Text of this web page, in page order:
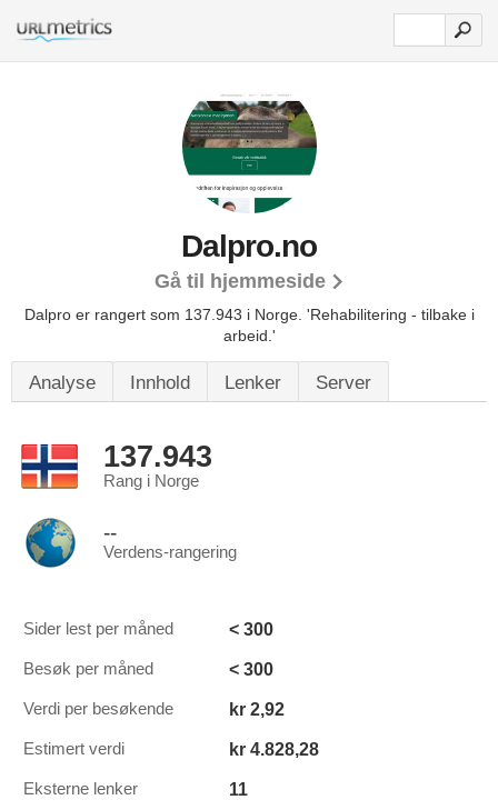
Dalpro.no
Gå til hjemmeside
Dalpro er rangert som 137.943 i Norge. 'Rehabilitering - tilbake i
arbeid.'
Analyse Innhold Lenker Server
137.943
Rang i Norge
--
Verdens-rangering
Sider lest per måned < 300
Besøk per måned < 300
Verdi per besøkende kr 2,92
Estimert verdi kr 4.828,28
Eksterne lenker 11